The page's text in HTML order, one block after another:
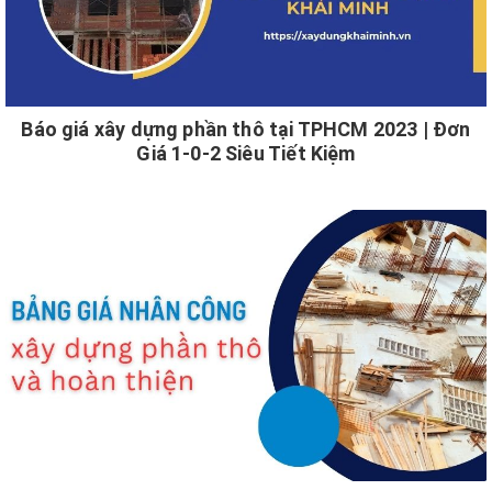
Báo giá xây dựng phần thô tại TPHCM 2023 | Đơn
Giá 1-0-2 Siêu Tiết Kiệm